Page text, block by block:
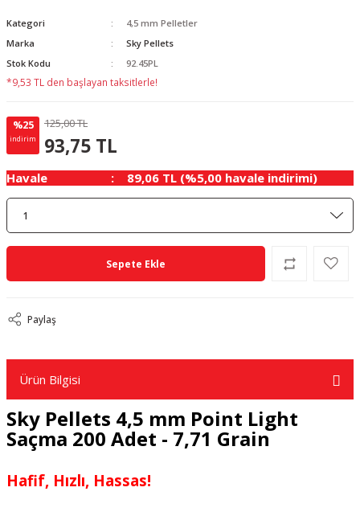
Kategori
4,5 mm Pelletler
Marka
Sky Pellets
Stok Kodu
92.45PL
*9,53 TL den başlayan taksitlerle!
%25
indirim
125,00 TL
93,75 TL
Havale 89,06 TL (%5,00 havale indirimi)
Sepete Ekle
Paylaş
Ürün Bilgisi
Sky Pellets 4,5 mm Point Light
Saçma 200 Adet - 7,71 Grain
Hafif, Hızlı, Hassas!